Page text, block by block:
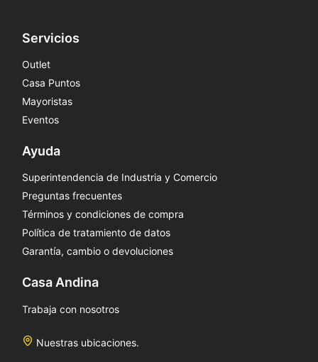
Servicios
Outlet
Casa Puntos
Mayoristas
Eventos
Ayuda
Superintendencia de Industria y Comercio
Preguntas frecuentes
Términos y condiciones de compra
Política de tratamiento de datos
Garantía, cambio o devoluciones
Casa Andina
Trabaja con nosotros
Nuestras ubicaciones.